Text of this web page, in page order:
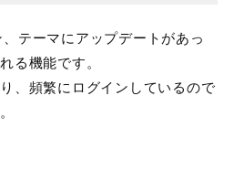
テーマにアップデートがあっ
る機能です。
、頻繁にログインしているので